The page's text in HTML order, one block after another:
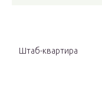
Штаб-квартира